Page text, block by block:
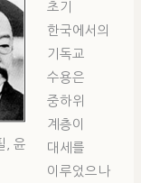
, 윤
초기
한국에서의
기독교
수용은
중하위
계층이
대세를
이루었으나